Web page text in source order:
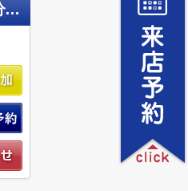
【JINSEI】～JNセレクトタウンみどりの中央～最終１区画 建築条件なしの分譲地